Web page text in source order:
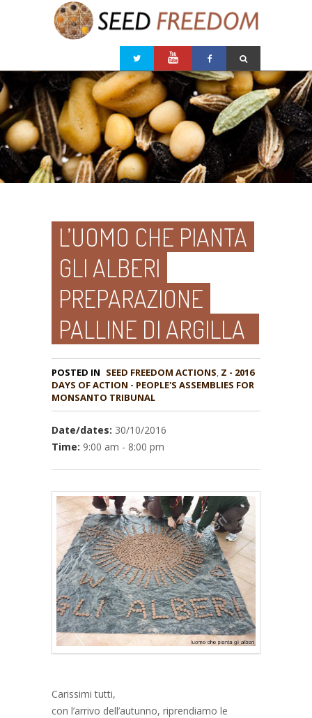
L’UOMO CHE PIANTA
GLI ALBERI
PREPARAZIONE
PALLINE DI ARGILLA
POSTED IN , Z - 2016
DAYS OF ACTION - PEOPLE'S ASSEMBLIES FOR
MONSANTO TRIBUNAL
Date/dates: 30/10/2016
Time: 9:00 am - 8:00 pm
Carissimi tutti,
con l’arrivo dell’autunno, riprendiamo le